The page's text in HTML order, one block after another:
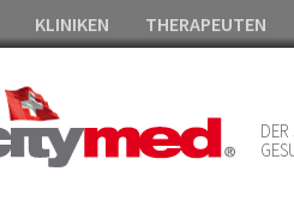
KLINIKEN THERAPEUTEN